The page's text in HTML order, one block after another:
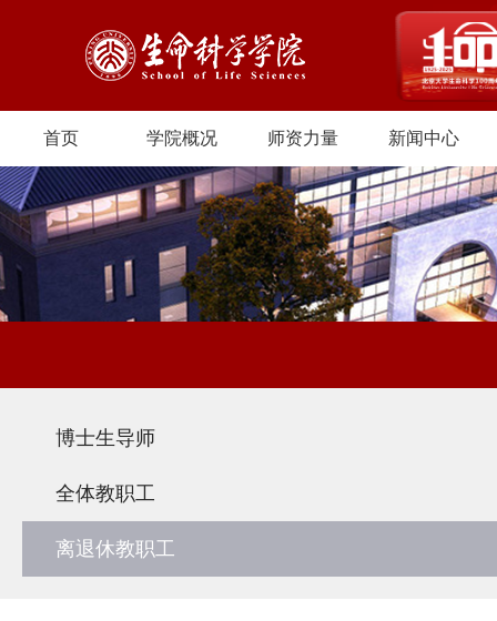
首页 学院概况 师资力量 新闻中心
博士生导师
全体教职工
离退休教职工